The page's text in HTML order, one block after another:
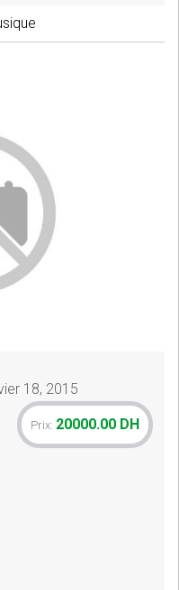
18, 2015
Prix: 20000.00 DH